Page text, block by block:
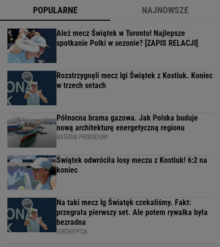
POPULARNE NAJNOWSZE
Ależ mecz Świątek w Toronto! Najlepsze
spotkanie Polki w sezonie? [ZAPIS RELACJI]
Rozstrzygnęli mecz Igi Świątek z Kostiuk. Koniec
w trzech setach
Północna brama gazowa. Jak Polska buduje
nową architekturę energetyczną regionu
MATERIAŁ PROMOCYJNY
Świątek odwróciła losy meczu z Kostiuk! 6:2 na
koniec
Na taki mecz Ig Światęk czekaliśmy. Fakt:
przegrała pierwszy set. Ale potem rywalka była
bezradna
SUBSKRYPCJA